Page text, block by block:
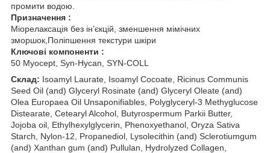
промити водою.
Призначення :
Міорелаксація без ін’єкцій, зменшення мімічних
зморшок,Поліпшення текстури шкіри
Ключові компоненти :
50 Myocept, Syn-Hycan, SYN-COLL
Склад: Isoamyl Laurate, Isoamyl Cocoate, Ricinus Communis
Seed Oil (and) Glyceryl Rosinate (and) Glyceryl Oleate (and)
Olea Europaea Oil Unsaponifiables, Polyglyceryl-3 Methyglucose
Distearate, Cetearyl Alcohol, Butyrospermum Parkii Butter,
Jojoba oil, Ethylhexylglycerin, Phenoxyethanol, Oryza Sativa
Starch, Nylon-12, Propanediol, Lysolecithin (and) Sclerotiumgum
(and) Xanthan gum (and) Pullulan, Hydrolyzed Collagen,